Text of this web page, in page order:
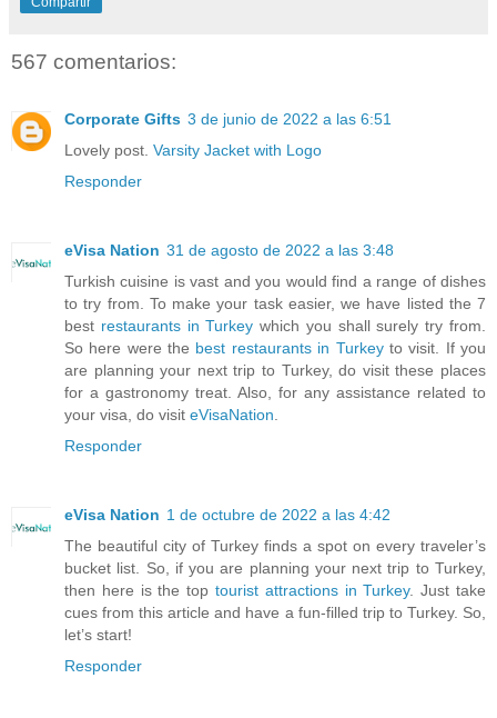
567 comentarios:
Corporate Gifts 3 de junio de 2022 a las 6:51
Lovely post. Varsity Jacket with Logo
Responder
eVisa Nation 31 de agosto de 2022 a las 3:48
Turkish cuisine is vast and you would find a range of dishes
to try from. To make your task easier, we have listed the 7
best restaurants in Turkey which you shall surely try from.
So here were the best restaurants in Turkeyto visit. If you
are planning your next trip to Turkey, do visit these places
for a gastronomy treat. Also, for any assistance related to
your visa, do visit eVisaNation
Responder
eVisa Nation 1 de octubre de 2022 a las 4:42
The beautiful city of Turkey finds a spot on every traveler’s
bucket list. So, if you are planning your next trip to Turkey,
then here is the top tourist attractions in Turkey. Just take
cues from this article and have a fun-filled trip to Turkey. So,
let’s start!
Responder